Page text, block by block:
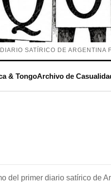
SATÍRICO DE ARGENTINA
& TongoArchivo de
del primer diario satírico de